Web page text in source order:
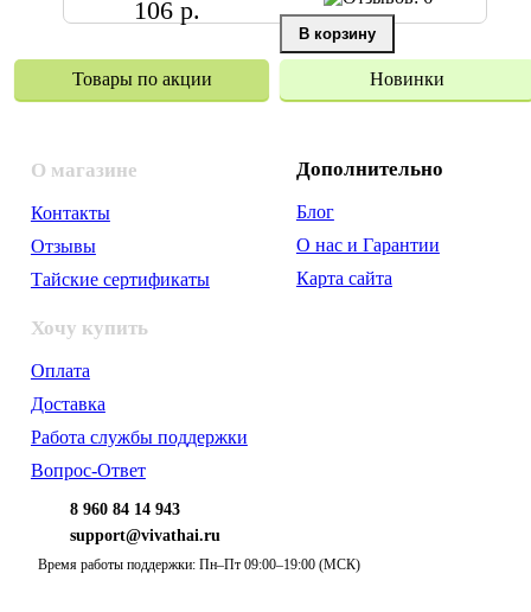
106 р.
Товары по акции Новинки
О магазине
Контакты
Отзывы
Тайские сертификаты
Хочу купить
Оплата
Доставка
Работа службы поддержки
Вопрос-Ответ
Дополнительно
Блог
О нас и Гарантии
Карта сайта
8 960 84 14 943
support@vivathai.ru
Время работы поддержки: Пн–Пт 09:00–19:00 (МСК)